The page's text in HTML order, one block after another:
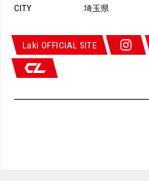
CITY 埼玉県
Laki OFFICIAL SITE